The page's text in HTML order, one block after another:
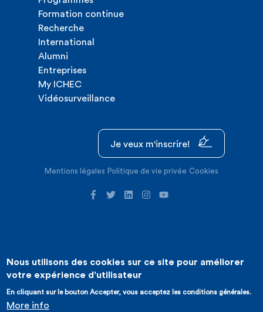
Formation continue
Recherche
International
Alumni
Entreprises
My ICHEC
Vidéosurveillance
Je veux m'inscrire!
Mentions légales Politique de vie privée Cookies
©2026 ICHEC |Création de site internet : Expansion
Nous utilisons des cookies sur ce site pour améliorer
votre expérience d'utilisateur
En cliquant sur le bouton Accepter, vous acceptez les conditions générales.
More info